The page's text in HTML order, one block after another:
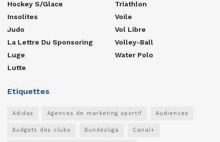
Hockey S/glace
Insolites
Judo
La Lettre Du Sponsoring
Luge
Lutte
Triathlon
Voile
Vol Libre
Volley-Ball
Water Polo
Etiquettes
Adidas Agences de marketing sportif Audiences
Budgets des clubs Bundesliga Canal+